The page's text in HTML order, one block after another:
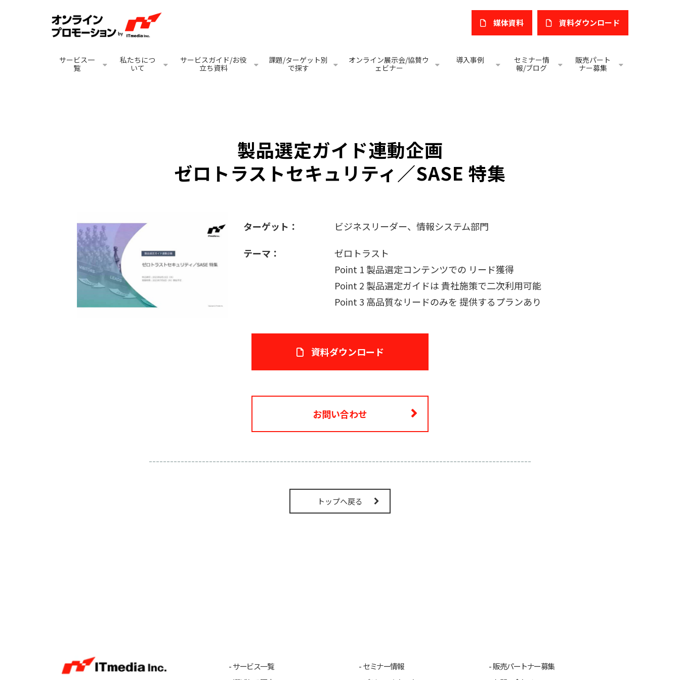
媒体資料 ​資料ダウンロード
サービス一
覧
私たちにつ
いて
サービスガイド/お役
立ち資料
課題/ターゲット別
で探す
オンライン展示会/協賛ウ
ェビナー
導入事例
セミナー情
報/ブログ
販売パート
ナー募集
製品選定ガイド連動企画
ゼロトラストセキュリティ／SASE 特集
ターゲット： ビジネスリーダー、情報システム部門
テーマ：
ゼロトラスト
Point 1 製品選定コンテンツでの リード獲得
Point 2 製品選定ガイドは 貴社施策で二次利用可能
Point 3 高品質なリードのみを 提供するプランあり
資料ダウンロード
お問い合わせ
------------------------------------------------------------------------------------------------------------
トップへ戻る
サービス一覧
セミナー情報
販売パートナー募集